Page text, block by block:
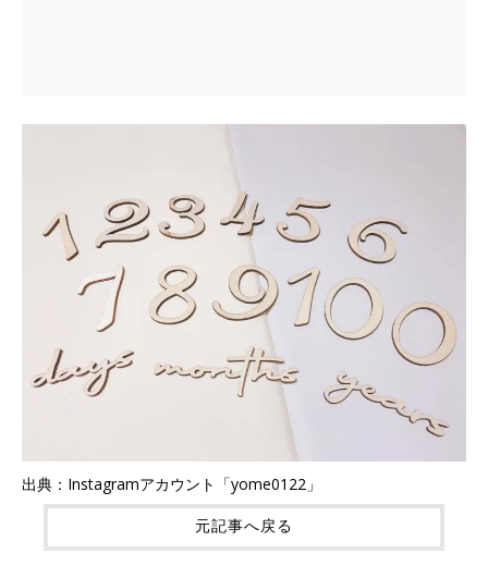
出典：Instagramアカウント「yome0122」
元記事へ戻る